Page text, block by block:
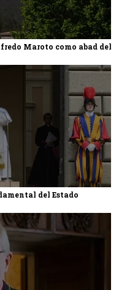
Maroto como abad del
del Estado